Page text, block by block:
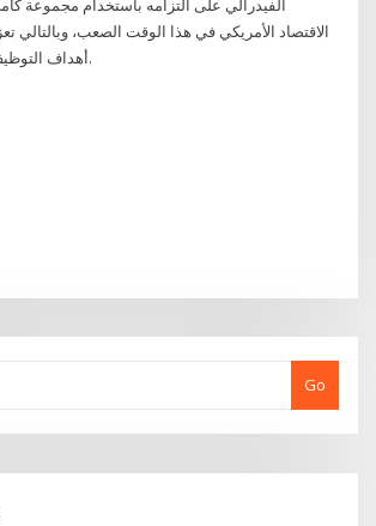
الفيدرالي على التزامه باستخدام مجموعة
الاقتصاد الأمريكي في هذا الوقت الصعب، وبالتالي
أهداف التوظيف واستقرار الأسعار.
Go